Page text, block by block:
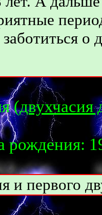
о
(двухчасия
рождения:
и первого